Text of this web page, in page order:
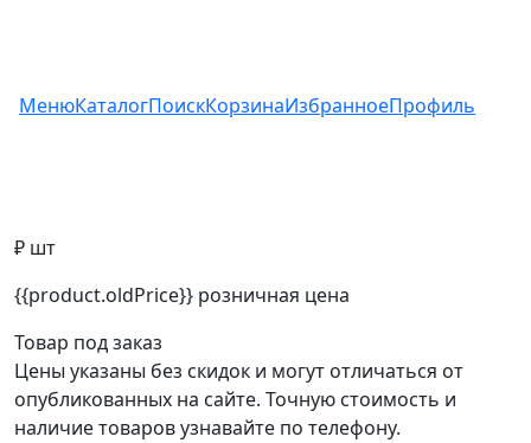
МенюКаталогПоискКорзинаИзбранноеПрофиль
₽ шт
{{product.oldPrice}} розничная цена
Товар под заказ
Цены указаны без скидок и могут отличаться от
опубликованных на сайте. Точную стоимость и
наличие товаров узнавайте по телефону.